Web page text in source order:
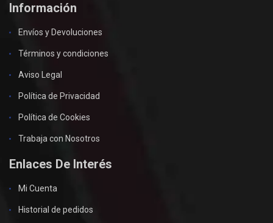
Información
Envíos y Devoluciones
Términos y condiciones
Aviso Legal
Política de Privacidad
Política de Cookies
Trabaja con Nosotros
Enlaces De Interés
Mi Cuenta
Historial de pedidos